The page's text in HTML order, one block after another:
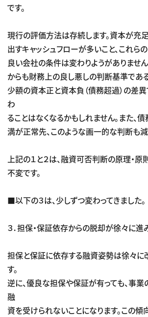
です。
現行の評価方法は存続します。資本が充足
出すキャッシュフローが多いこと、これら
良い会社の条件は変わりようがありません
からも財務上の良し悪しの判断基準である
少額の資本正と資本負（債務超過）の差
わ
ることはなくなるかもしれません。また、
満が正常先、このような画一的な判断も減
上記の１と２は、融資可否判断の原理・原
不変です。
■以下の３は、少しずつ変わってきました。
３．担保・保証依存からの脱却が徐々に進
担保と保証に依存する融資姿勢は徐々に
す。
逆に、優良な担保や保証が有っても、事
融
資を受けられないことになります。この